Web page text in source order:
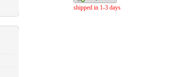
shipped in 1-3 days